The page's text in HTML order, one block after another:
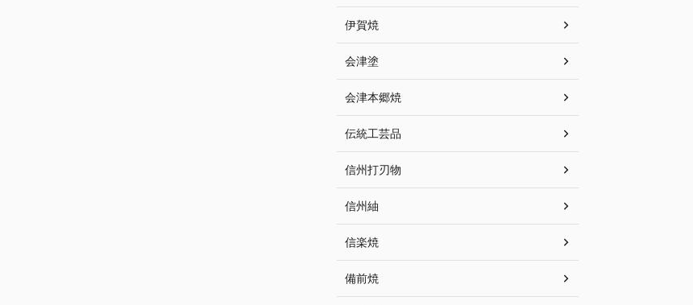
伊賀焼
会津塗
会津本郷焼
伝統工芸品
信州打刃物
信州紬
信楽焼
備前焼